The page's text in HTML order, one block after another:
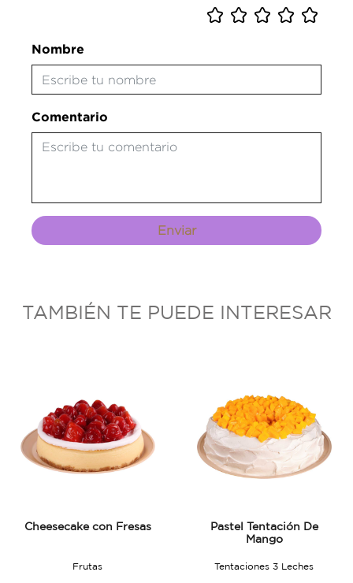
Nombre
Comentario
Enviar
TAMBIÉN TE PUEDE INTERESAR
Cheesecake con Fresas
Frutas
Pastel Tentación De
Mango
Tentaciones 3 Leches